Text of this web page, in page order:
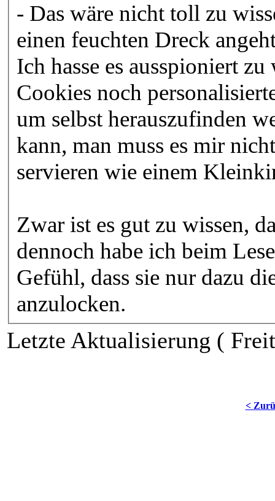
- Das wäre nicht toll zu
einen feuchten Dreck
Ich hasse es ausspioniert
Cookies noch
um selbst herauszufinden
kann, man muss es mir
servieren wie einem
Zwar ist es gut zu wissen,
dennoch habe ich beim
Gefühl, dass sie nur dazu
anzulocken.
Letzte Aktualisierung (
<